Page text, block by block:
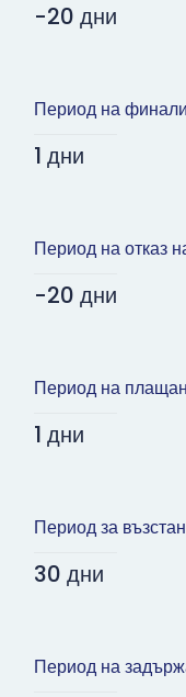
-20 дни
Период на
1 дни
Период на отказ
-20 дни
Период на
1 дни
Период за
30 дни
Период на